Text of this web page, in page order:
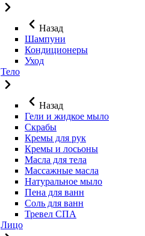
Назад
Шампуни
Кондиционеры
Уход
Тело
Назад
Гели и жидкое мыло
Скрабы
Кремы для рук
Кремы и лосьоны
Масла для тела
Массажные масла
Натуральное мыло
Пена для ванн
Соль для ванн
Тревел СПА
Лицо